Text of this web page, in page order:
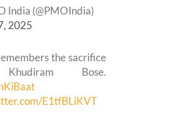
India (@PMOIndia)
2025
the sacrifice
Bose.
E1tfBLiKVT